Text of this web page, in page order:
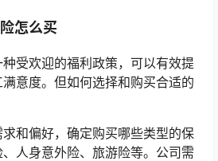
怎么买
受欢迎的福利政策，可以有效提
意度。但如何选择和购买合适的
和偏好，确定购买哪些类型的保
人身意外险、旅游险等。公司需